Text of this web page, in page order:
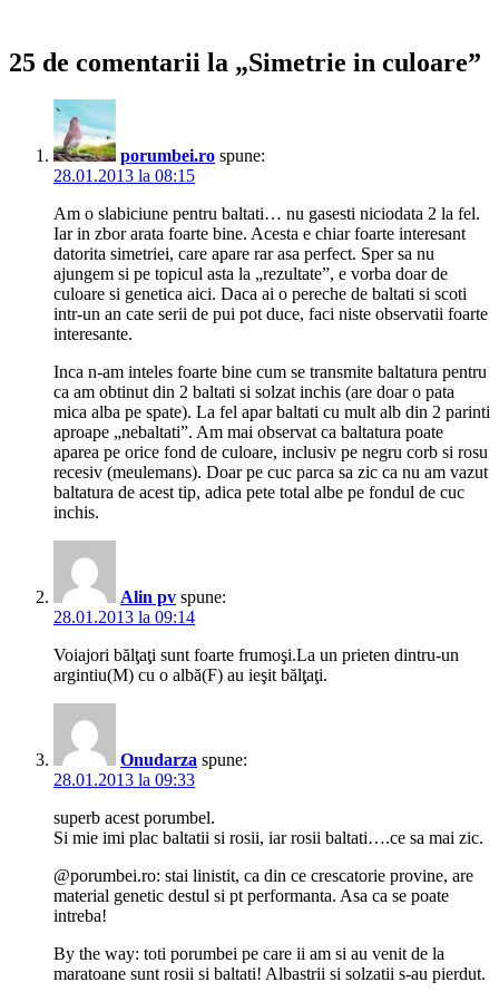
25 de comentarii la „Simetrie in culoare”
porumbei.ro spune:
28.01.2013 la 08:15
Am o slabiciune pentru baltati… nu gasesti niciodata 2 la fel.
Iar in zbor arata foarte bine. Acesta e chiar foarte interesant
datorita simetriei, care apare rar asa perfect. Sper sa nu
ajungem si pe topicul asta la „rezultate”, e vorba doar de
culoare si genetica aici. Daca ai o pereche de baltati si scoti
intr-un an cate serii de pui pot duce, faci niste observatii foarte
interesante.
Inca n-am inteles foarte bine cum se transmite baltatura pentru
ca am obtinut din 2 baltati si solzat inchis (are doar o pata
mica alba pe spate). La fel apar baltati cu mult alb din 2 parinti
aproape „nebaltati”. Am mai observat ca baltatura poate
aparea pe orice fond de culoare, inclusiv pe negru corb si rosu
recesiv (meulemans). Doar pe cuc parca sa zic ca nu am vazut
baltatura de acest tip, adica pete total albe pe fondul de cuc
inchis.
Alin pv spune:
28.01.2013 la 09:14
Voiajori bălţaţi sunt foarte frumoşi.La un prieten dintru-un
argintiu(M) cu o albă(F) au ieşit bălţaţi.
Onudarza spune:
28.01.2013 la 09:33
superb acest porumbel.
Si mie imi plac baltatii si rosii, iar rosii baltati….ce sa mai zic.
@porumbei.ro: stai linistit, ca din ce crescatorie provine, are
material genetic destul si pt performanta. Asa ca se poate
intreba!
By the way: toti porumbei pe care ii am si au venit de la
maratoane sunt rosii si baltati! Albastrii si solzatii s-au pierdut.